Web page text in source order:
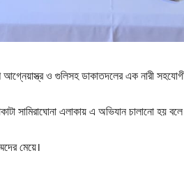
আগ্নেয়াস্ত্র ও গুলিসহ ডাকাতদলের এক নারী
সামিরাঘোনা এলাকায় এ অভিযান চালানো হয়
মেয়ে।